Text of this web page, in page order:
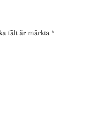
fält är märkta *